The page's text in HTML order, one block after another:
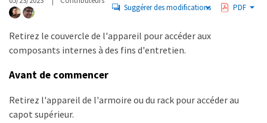
Suggérer des modifications PDF
Retirez le couvercle de l'appareil pour accéder aux
composants internes à des fins d'entretien.
Avant de commencer
Retirez l'appareil de l'armoire ou du rack pour accéder au
capot supérieur.